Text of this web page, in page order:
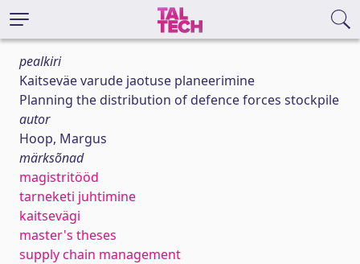
pealkiri
Kaitseväe varude jaotuse planeerimine
Planning the distribution of defence forces stockpile
autor
Hoop, Margus
märksõnad
magistritööd
tarneketi juhtimine
kaitsevägi
master's theses
supply chain management